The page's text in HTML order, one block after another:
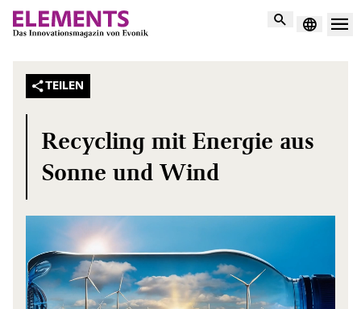
Suche
TEILEN
Recycling mit Energie aus
Sonne und Wind